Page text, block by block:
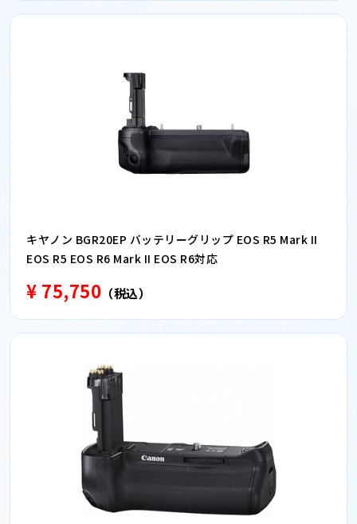
キヤノン BGR20EP バッテリーグリップ EOS R5 Mark II
EOS R5 EOS R6 Mark II EOS R6対応
¥ 75,750 （税込）